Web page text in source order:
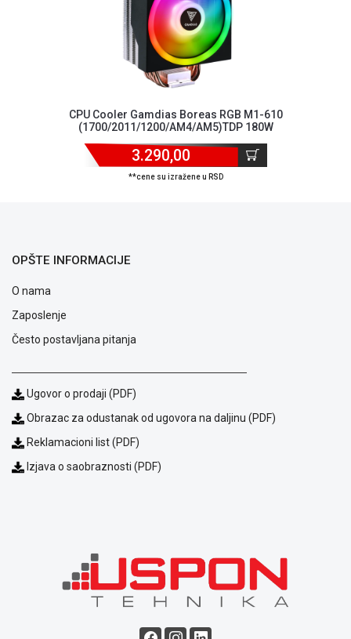
Blog
plaćanja
Saobraznost
CPU Cooler Gamdias Boreas RGB M1-610
(1700/2011/1200/AM4/AM5)TDP 180W
3.290,00
**cene su izražene u RSD
OPŠTE INFORMACIJE
O nama
Zaposlenje
Često postavljana pitanja
Ugovor o prodaji (PDF)
Obrazac za odustanak od ugovora na daljinu (PDF)
Reklamacioni list (PDF)
Izjava o saobraznosti (PDF)